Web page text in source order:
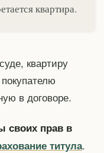
квартира.
квартиру
в договоре.
своих прав в
титула.